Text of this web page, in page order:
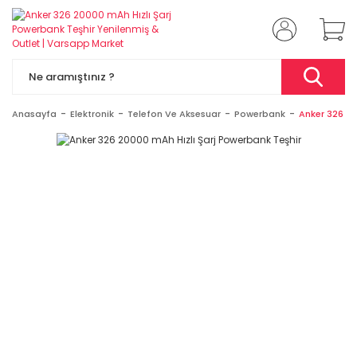
Anasayfa Elektronik Telefon Ve Aksesuar Powerbank Anker 326